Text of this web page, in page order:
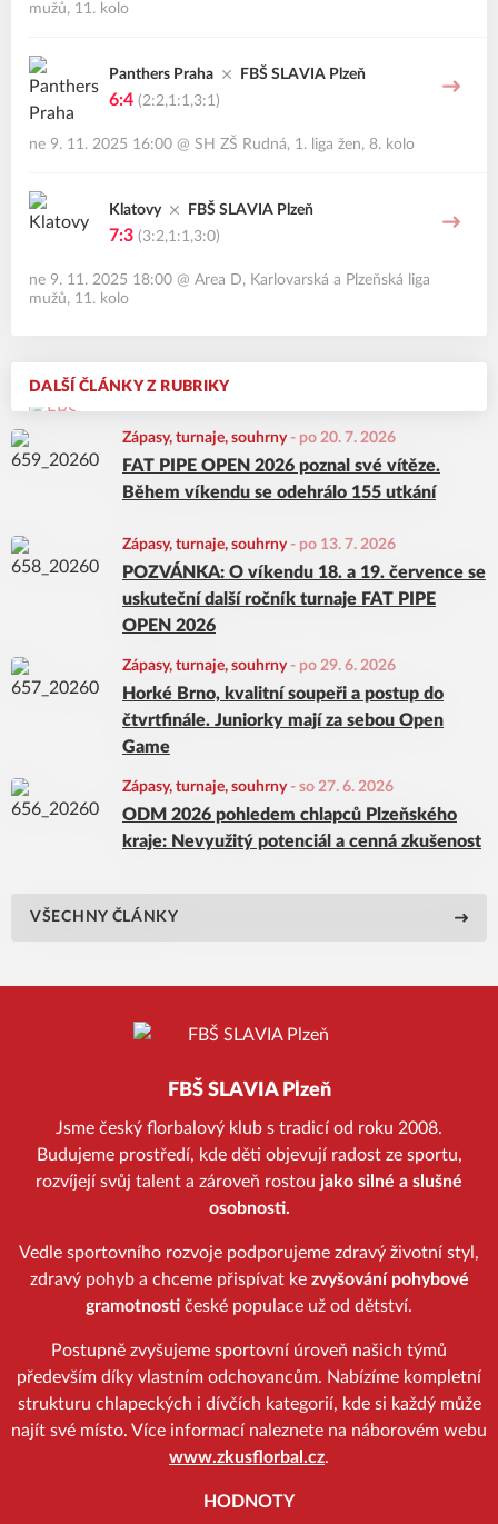
mužů, 11. kolo
Panthers Praha FBŠ SLAVIA Plzeň
6:4 (2:2,1:1,3:1)
ne 9. 11. 2025 16:00 @ SH ZŠ Rudná, 1. liga žen, 8. kolo
Klatovy FBŠ SLAVIA Plzeň
7:3 (3:2,1:1,3:0)
ne 9. 11. 2025 18:00 @ Area D, Karlovarská a Plzeňská liga
mužů, 11. kolo
DALŠÍ ČLÁNKY Z RUBRIKY
Zápasy, turnaje, souhrny - po 20. 7. 2026
FAT PIPE OPEN 2026 poznal své vítěze.
Během víkendu se odehrálo 155 utkání
Zápasy, turnaje, souhrny - po 13. 7. 2026
POZVÁNKA: O víkendu 18. a 19. července se
uskuteční další ročník turnaje FAT PIPE
OPEN 2026
Zápasy, turnaje, souhrny - po 29. 6. 2026
Horké Brno, kvalitní soupeři a postup do
čtvrtfinále. Juniorky mají za sebou Open
Game
Zápasy, turnaje, souhrny - so 27. 6. 2026
ODM 2026 pohledem chlapců Plzeňského
kraje: Nevyužitý potenciál a cenná zkušenost
VŠECHNY ČLÁNKY
FBŠ SLAVIA Plzeň
Jsme český florbalový klub s tradicí od roku 2008.
Budujeme prostředí, kde děti objevují radost ze sportu,
rozvíjejí svůj talent a zároveň rostou jako silné a slušné
osobnosti.
Vedle sportovního rozvoje podporujeme zdravý životní styl,
zdravý pohyb a chceme přispívat kezvyšování pohybové
gramotnosti české populace už od dětství.
Postupně zvyšujeme sportovní úroveň našich týmů
především díky vlastním odchovancům. Nabízíme kompletní
strukturu chlapeckých i dívčích kategorií, kde si každý může
najít své místo. Více informací naleznete na náborovém webu
www.zkusflorbal.cz.
HODNOTY